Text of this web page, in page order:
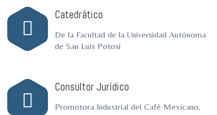
Catedrático
De la Facultad de la Universidad Autónoma
de San Luis Potosí
Consultor Jurídico
Promotora Industrial del Café Mexicano,